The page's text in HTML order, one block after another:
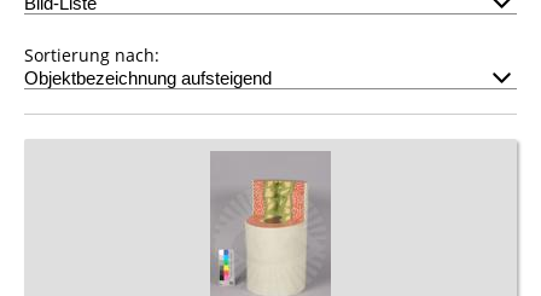
Sortierung nach: